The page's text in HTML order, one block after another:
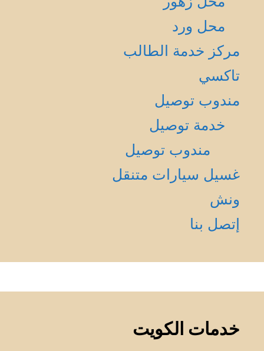
محل ورد
مركز خدمة الطالب
تاكسي
مندوب توصيل
خدمة توصيل
مندوب توصيل
غسيل سيارات متنقل
ونش
إتصل بنا
خدمات الكويت